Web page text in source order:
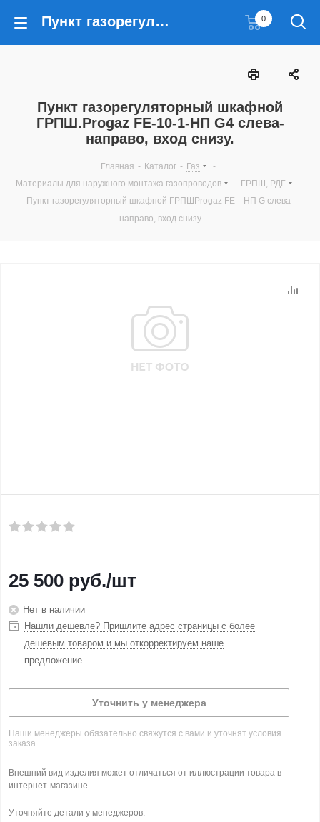
Пункт газорегуляторный шкафной ГРПШ.Progaz FE-10-1-НП G4 слева-направо, вход снизу. 0
Пункт газорегуляторный шкафной
ГРПШ.Progaz FE-10-1-НП G4 слева-
направо, вход снизу.
Главная - Каталог - Газ
-
Материалы для наружного монтажа газопроводов
- ГРПШ, РДГ
-
Пункт газорегуляторный шкафной ГРПШProgaz FE---НП G слева-
направо, вход снизу
25 500 руб./шт
Нет в наличии
Нашли дешевле? Пришлите адрес страницы с более
дешевым товаром и мы откорректируем наше
предложение.
Уточнить у менеджера
Наши менеджеры обязательно свяжутся с вами и уточнят условия
заказа
Внешний вид изделия может отличаться от иллюстрации товара в
интернет-магазине.
Уточняйте детали у менеджеров.